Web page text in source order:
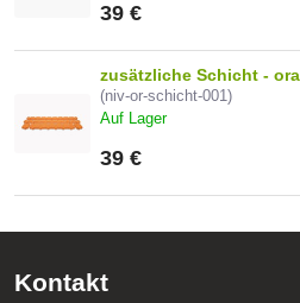
39 €
zusätzliche Schicht -
(niv-or-schicht-001)
Auf Lager
39 €
Kontakt